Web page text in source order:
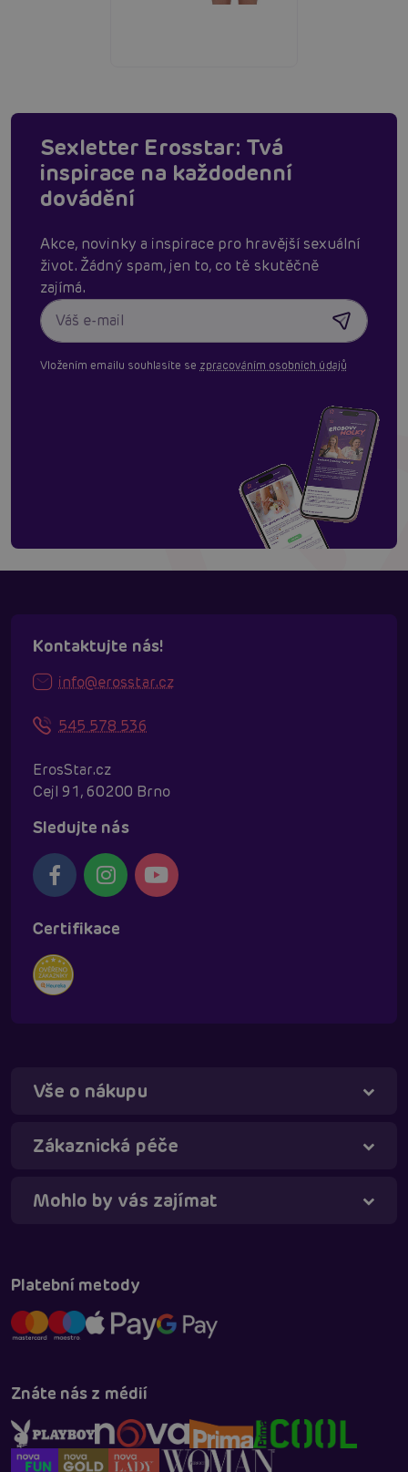
Sexletter Erosstar: Tvá
inspirace na každodenní
dovádění
Akce, novinky a inspirace pro hravější sexuální
život. Žádný spam, jen to, co tě skutěčně
zajímá.
Vložením emailu souhlasíte se zpracováním osobních údajů
Kontaktujte nás!
info@erosstar.cz
545 578 536
ErosStar.cz
Cejl 91, 60200 Brno
Sledujte nás
Certifikace
Vše o nákupu
Zákaznická péče
Mohlo by vás zajímat
Platební metody
Znáte nás z médií
Táňa - virtuální asistentka